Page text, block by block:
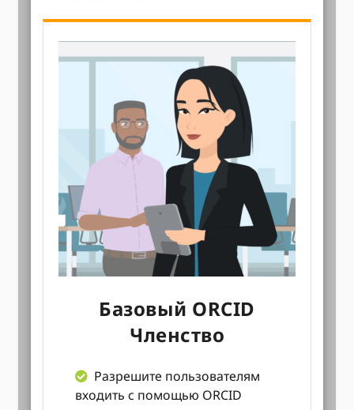
Базовый ORCID
Членство
Разрешите пользователям
входить с помощью ORCID